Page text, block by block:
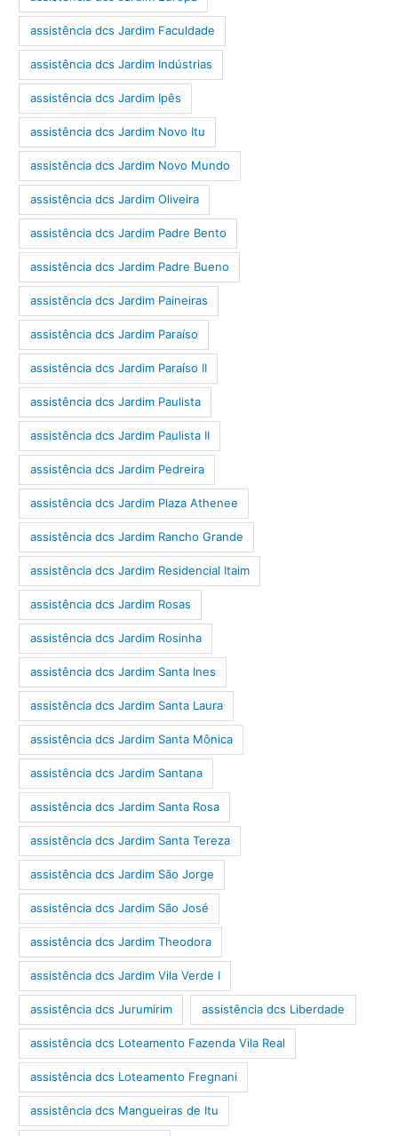
assistência dcs Jardim Faculdade
assistência dcs Jardim Indústrias
assistência dcs Jardim Ipês
assistência dcs Jardim Novo Itu
assistência dcs Jardim Novo Mundo
assistência dcs Jardim Oliveira
assistência dcs Jardim Padre Bento
assistência dcs Jardim Padre Bueno
assistência dcs Jardim Paineiras
assistência dcs Jardim Paraíso
assistência dcs Jardim Paraíso II
assistência dcs Jardim Paulista
assistência dcs Jardim Paulista II
assistência dcs Jardim Pedreira
assistência dcs Jardim Plaza Athenee
assistência dcs Jardim Rancho Grande
assistência dcs Jardim Residencial Itaim
assistência dcs Jardim Rosas
assistência dcs Jardim Rosinha
assistência dcs Jardim Santa Ines
assistência dcs Jardim Santa Laura
assistência dcs Jardim Santa Mônica
assistência dcs Jardim Santana
assistência dcs Jardim Santa Rosa
assistência dcs Jardim Santa Tereza
assistência dcs Jardim São Jorge
assistência dcs Jardim São José
assistência dcs Jardim Theodora
assistência dcs Jardim Vila Verde I
assistência dcs Jurumirim assistência dcs Liberdade
assistência dcs Loteamento Fazenda Vila Real
assistência dcs Loteamento Fregnani
assistência dcs Mangueiras de Itu